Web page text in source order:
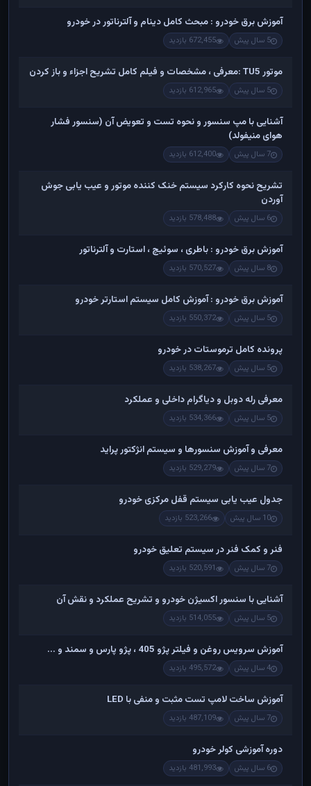
آموزش برق خودرو : مبحث کامل دینام و آلترناتور در خودرو
5 سال پیش 672,455 بازدید
موتور TU5 :معرفی ، مشخصات و فیلم کامل تشریح اجزاء و باز کردن
5 سال پیش 612,965 بازدید
آشنایی با مپ سنسور و نحوه تست و تعویض آن (سنسور فشار
هوای منیفولد)
7 سال پیش 612,400 بازدید
تشریح نحوه کارکرد سیستم خنک کننده موتور و عیب یابی جوش
آوردن
6 سال پیش 578,488 بازدید
آموزش برق خودرو : باطری ، سوئیچ ، استارت و آلترناتور
8 سال پیش 570,527 بازدید
آموزش برق خودرو : آموزش کامل سیستم استارتر خودرو
5 سال پیش 550,372 بازدید
پرونده کامل ترموستات در خودرو
5 سال پیش 538,267 بازدید
معرفی رله دوبل و دیاگرام داخلی و عملکرد
5 سال پیش 534,366 بازدید
معرفی و آموزش سنسورها و سیستم انژکتور پراید
7 سال پیش 529,279 بازدید
جدول عیب یابی سیستم قفل مرکزی خودرو
10 سال پیش 523,266 بازدید
فنر و کمک فنر در سیستم تعلیق خودرو
7 سال پیش 520,591 بازدید
آشنایی با سنسور اکسیژن خودرو و تشریح عملکرد و نقش آن
5 سال پیش 514,055 بازدید
آموزش سرویس روغن و فیلتر پژو 405 ، پژو پارس و سمند و ...
4 سال پیش 495,572 بازدید
آموزش ساخت لامپ تست مثبت و منفی با LED
7 سال پیش 487,109 بازدید
دوره آموزشی کولر خودرو
6 سال پیش 481,993 بازدید